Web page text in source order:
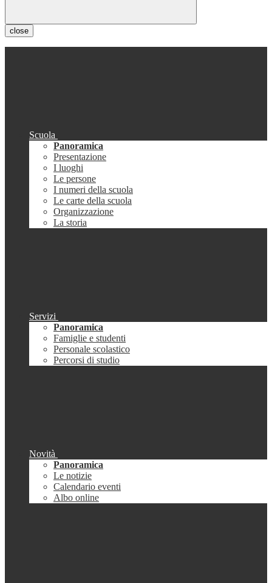
close
Scuola
Panoramica
Presentazione
I luoghi
Le persone
I numeri della scuola
Le carte della scuola
Organizzazione
La storia
Servizi
Panoramica
Famiglie e studenti
Personale scolastico
Percorsi di studio
Novità
Panoramica
Le notizie
Calendario eventi
Albo online